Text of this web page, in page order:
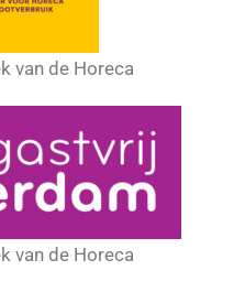
van de Horeca
van de Horeca